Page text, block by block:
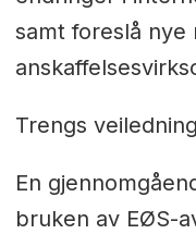
samt foreslå nye
Trengs veiledning
En
bruken av EØS-